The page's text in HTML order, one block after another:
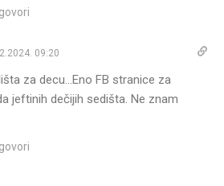
09:20
za decu…Eno FB stranice za
jeftinih dečijih sedišta. Ne znam